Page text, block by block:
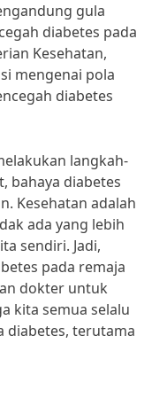
gula
diabetes pada
Kesehatan,
mengenai pola
diabetes
langkah-
bahaya diabetes
Kesehatan adalah
ada yang lebih
sendiri. Jadi,
pada remaja
dokter untuk
kita semua selalu
diabetes, terutama